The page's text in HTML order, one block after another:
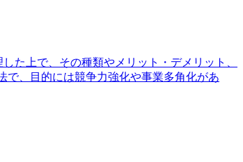
た上で、その種類やメリット・デメリット、
、目的には競争力強化や事業多角化があ